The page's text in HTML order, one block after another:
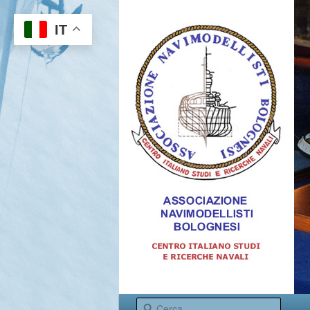
Centro italiano studi e ricerche
Menu
IT